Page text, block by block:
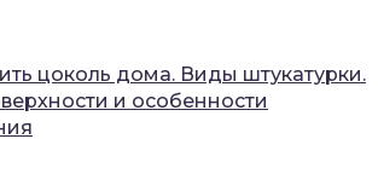
цоколь дома. Виды штукатурки.
и особенности